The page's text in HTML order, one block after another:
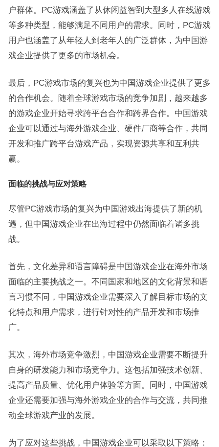
户群体。PC游戏涵盖了从休闲益智到大型多人在线游戏
等多种类型，能够满足不同用户的需求。同时，PC游戏
用户也涵盖了从年轻人到老年人的广泛群体，为中国游
戏企业提供了更多的市场机会。
最后，PC游戏市场的复兴也为中国游戏企业提供了更多
的合作机会。随着全球游戏市场的竞争加剧，越来越多
的游戏企业开始寻求跨平台合作和跨界合作。中国游戏
企业可以通过与海外游戏企业、硬件厂商等合作，共同
开发和推广跨平台游戏产品，实现资源共享和互利共
赢。
面临的挑战与应对策略
尽管PC游戏市场的复兴为中国游戏出海提供了新的机
遇，但中国游戏企业在出海过程中仍然面临着诸多挑
战。
首先，文化差异和语言障碍是中国游戏企业在海外市场
面临的主要挑战之一。不同国家和地区的文化背景和语
言习惯不同，中国游戏企业需要深入了解目标市场的文
化特点和用户需求，进行针对性的产品开发和市场推
广。
其次，海外市场竞争激烈，中国游戏企业需要不断提升
自身的研发能力和市场竞争力。这包括加强技术创新、
提高产品质量、优化用户体验等方面。同时，中国游戏
企业还需要加强与海外游戏企业的合作与交流，共同推
动全球游戏产业的发展。
为了应对这些挑战，中国游戏企业可以采取以下策略：